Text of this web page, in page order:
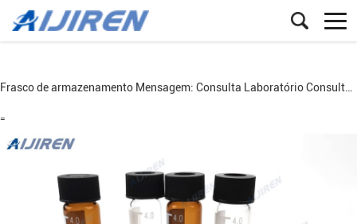
Frasco de armazenamento Mensagem: Consulta LaboratórioConsulta
=